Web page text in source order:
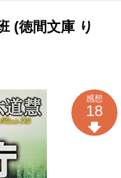
(徳間文庫 り
感想
18